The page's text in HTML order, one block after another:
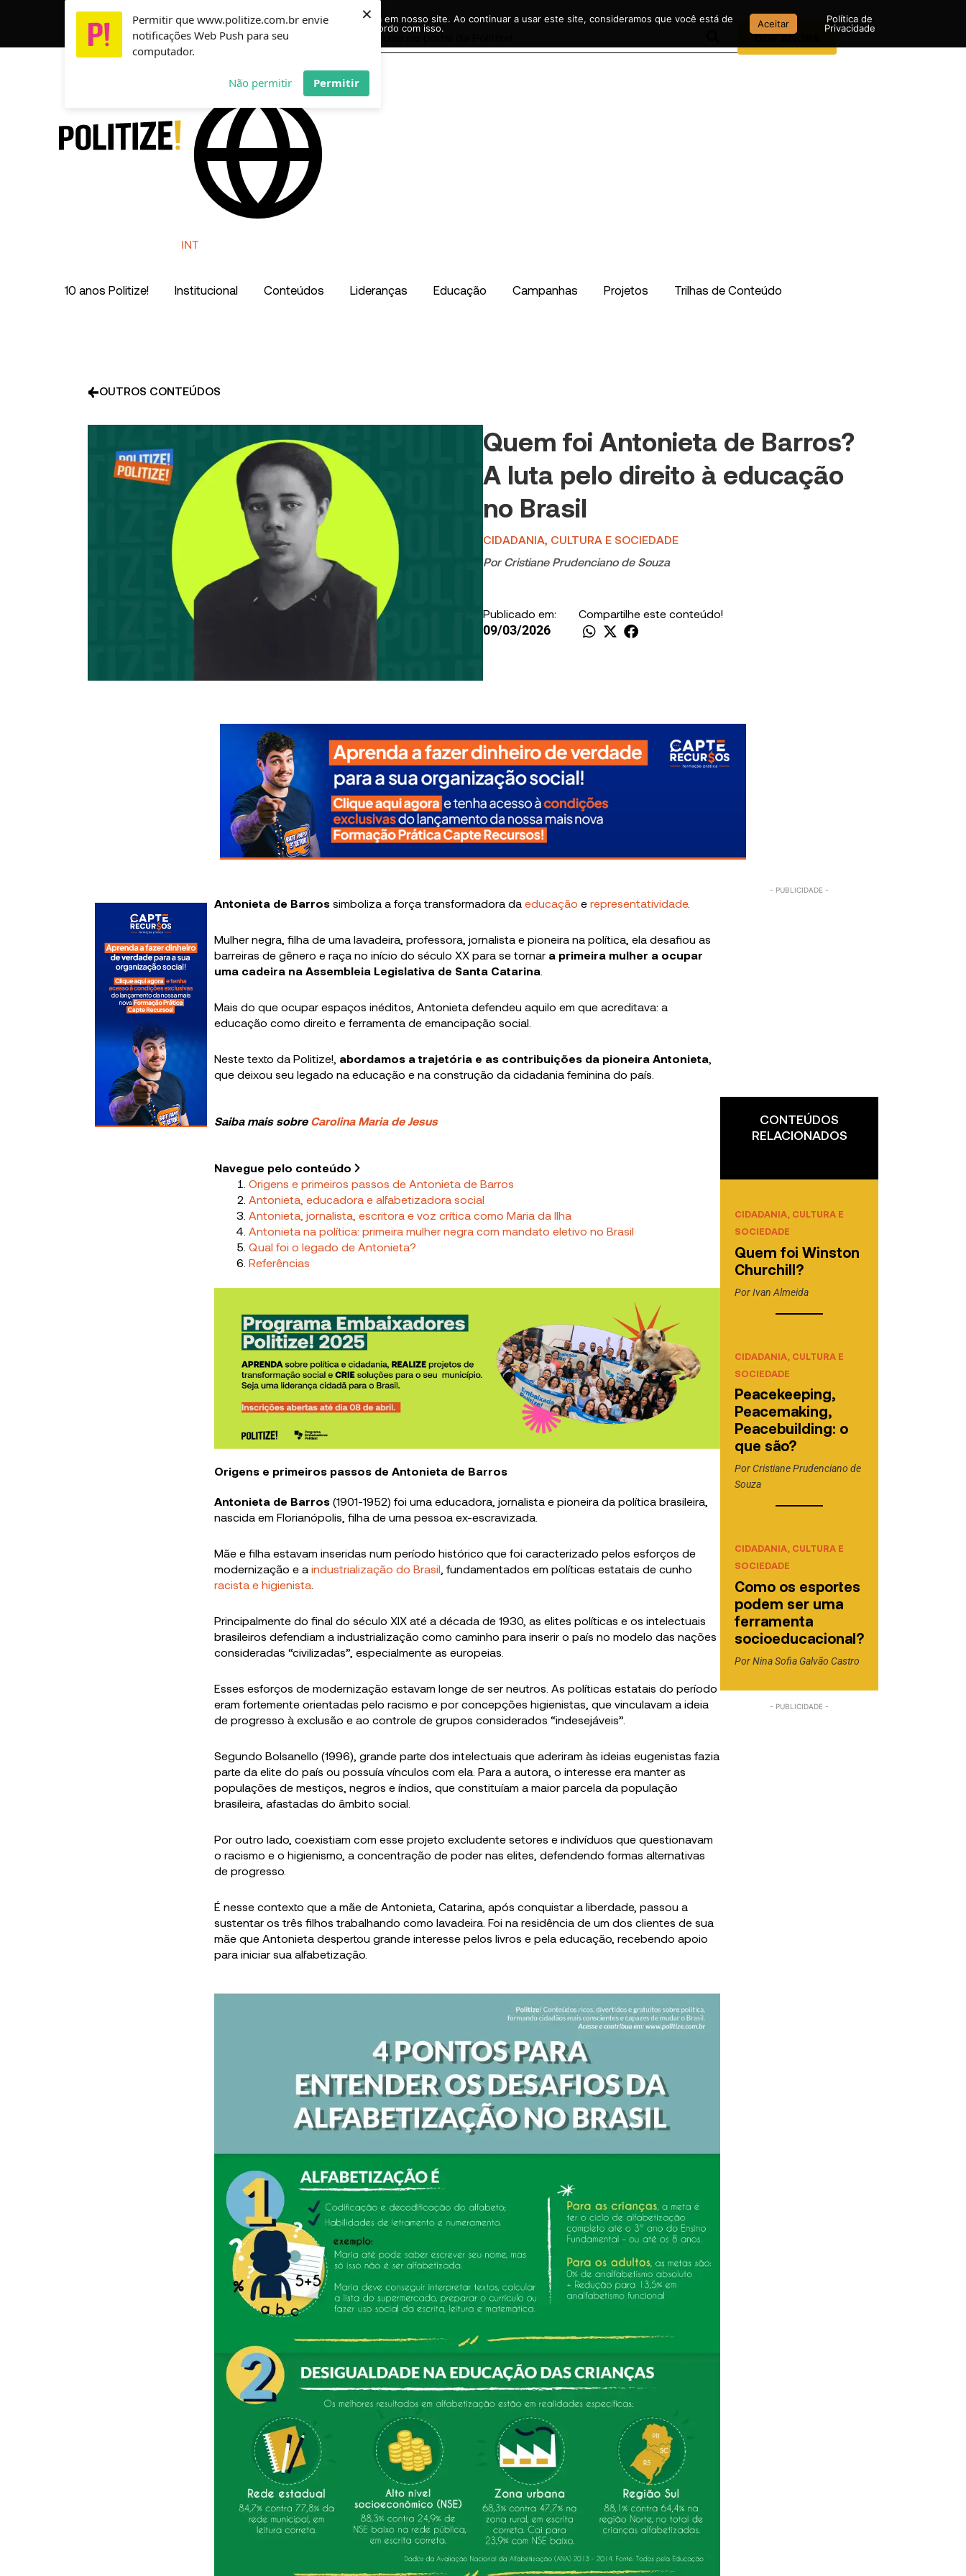
Permitir que www.politize.com.br envie
notificações Web Push para seu
computador.
Não permitir Permitir
×
CO
INT
Pesquisar
DOE AGORA
10 anos Politize! Institucional Conteúdos Lideranças Educação Campanhas Projetos Trilhas de Conteúdo
OUTROS CONTEÚDOS
Quem foi Antonieta de Barros?
A luta pelo direito à educação
no Brasil
CIDADANIA, CULTURA E SOCIEDADE
Por Cristiane Prudenciano de Souza
Publicado em:
09/03/2026
Compartilhe este conteúdo!
Antonieta de Barros simboliza a força transformadora da educação e representatividade.
Mulher negra, filha de uma lavadeira, professora, jornalista e pioneira na política, ela desafiou as
barreiras de gênero e raça no início do século XX para se tornar a primeira mulher a ocupar
uma cadeira na Assembleia Legislativa de Santa Catarina
Mais do que ocupar espaços inéditos, Antonieta defendeu aquilo em que acreditava: a
educação como direito e ferramenta de emancipação social.
Neste texto da Politize!, abordamos a trajetória e as contribuições da pioneira Antonieta
que deixou seu legado na educação e na construção da cidadania feminina do país.
Saiba mais sobre Carolina Maria de Jesus
Navegue pelo conteúdo
Origens e primeiros passos de Antonieta de Barros
Antonieta, educadora e alfabetizadora social
Antonieta, jornalista, escritora e voz crítica como Maria da Ilha
Antonieta na política: primeira mulher negra com mandato eletivo no Brasil
Qual foi o legado de Antonieta?
Referências
Origens e primeiros passos de Antonieta de Barros
Antonieta de Barros (1901-1952) foi uma educadora, jornalista e pioneira da política brasileira,
nascida em Florianópolis, filha de uma pessoa ex-escravizada.
Mãe e filha estavam inseridas num período histórico que foi caracterizado pelos esforços de
modernização e a industrialização do Brasil , fundamentados em políticas estatais de cunho
racista e higienista
Principalmente do final do século XIX até a década de 1930, as elites políticas e os intelectuais
brasileiros defendiam a industrialização como caminho para inserir o país no modelo das nações
consideradas “civilizadas”, especialmente as europeias.
Esses esforços de modernização estavam longe de ser neutros. As políticas estatais do período
eram fortemente orientadas pelo racismo e por concepções higienistas, que vinculavam a ideia
de progresso à exclusão e ao controle de grupos considerados “indesejáveis”.
Segundo Bolsanello (1996), grande parte dos intelectuais que aderiram às ideias eugenistas fazia
parte da elite do país ou possuía vínculos com ela. Para a autora, o interesse era manter as
populações de mestiços, negros e índios, que constituíam a maior parcela da população
brasileira, afastadas do âmbito social.
Por outro lado, coexistiam com esse projeto excludente setores e indivíduos que questionavam
o racismo e o higienismo, a concentração de poder nas elites, defendendo formas alternativas
de progresso.
É nesse contexto que a mãe de Antonieta, Catarina, após conquistar a liberdade, passou a
sustentar os três filhos trabalhando como lavadeira. Foi na residência de um dos clientes de sua
mãe que Antonieta despertou grande interesse pelos livros e pela educação, recebendo apoio
para iniciar sua alfabetização.
CONTEÚDOS
RELACIONADOS
CIDADANIA, CULTURA E
SOCIEDADE
Quem foi Winston
Churchill?
PorIvan Almeida
CIDADANIA, CULTURA E
SOCIEDADE
Peacekeeping,
Peacemaking,
Peacebuilding: o
que são?
PorCristiane Prudenciano de
Souza
CIDADANIA, CULTURA E
SOCIEDADE
Como os esportes
podem ser uma
ferramenta
socioeducacional?
PorNina Sofia Galvão Castro
Usamos cookies para garantir que você tenha a melhor experiência em nosso site. Ao continuar a usar este site, consideramos que você está de
acordo com isso.
Aceitar
Política de
Privacidade